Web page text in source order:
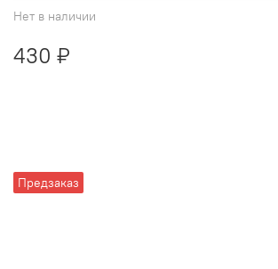
Нет в наличии
Предзаказ
430 ₽